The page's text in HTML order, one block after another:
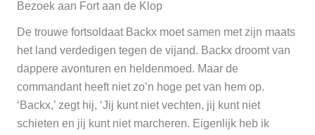
Bezoek aan Fort aan de Klop
De trouwe fortsoldaat Backx moet samen met zijn maats
het land verdedigen tegen de vijand. Backx droomt van
dappere avonturen en heldenmoed. Maar de
commandant heeft niet zo’n hoge pet van hem op.
‘Backx,’ zegt hij, ‘Jij kunt niet vechten, jij kunt niet
schieten en jij kunt niet marcheren. Eigenlijk heb ik